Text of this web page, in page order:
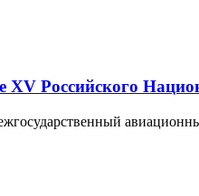
XV Российского